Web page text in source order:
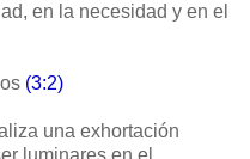
en la necesidad y en el
(3:2)
una exhortación
luminares en el